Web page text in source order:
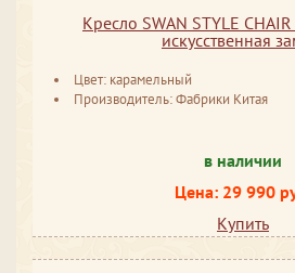
Кресло SWAN STYLE
искусственная
Цвет: карамельный
Производитель: Фабрики Китая
в наличии
Цена: 29 990
Купить